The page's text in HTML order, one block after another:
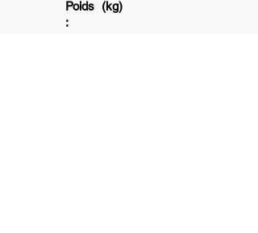
Poids (kg)
: